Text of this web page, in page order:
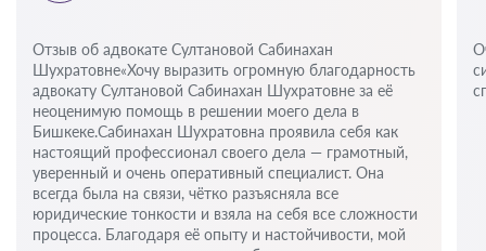
Отзыв об адвокате Султановой Сабинахан
Шухратовне«Хочу выразить огромную благодарность
адвокату Султановой Сабинахан Шухратовне за её
неоценимую помощь в решении моего дела в
Бишкеке.Сабинахан Шухратовна проявила себя как
настоящий профессионал своего дела — грамотный,
уверенный и очень оперативный специалист. Она
всегда была на связи, чётко разъясняла все
юридические тонкости и взяла на себя все сложности
процесса. Благодаря её опыту и настойчивости, мой